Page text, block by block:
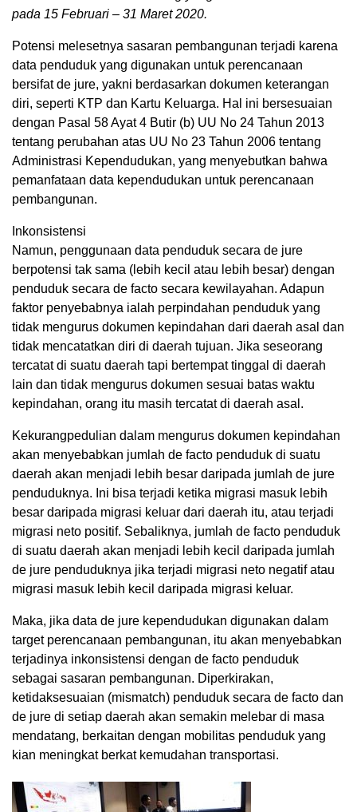
pada 15 Februari – 31 Maret 2020.
Potensi melesetnya sasaran pembangunan terjadi karena
data penduduk yang digunakan untuk perencanaan
bersifat de jure, yakni berdasarkan dokumen keterangan
diri, seperti KTP dan Kartu Keluarga. Hal ini bersesuaian
dengan Pasal 58 Ayat 4 Butir (b) UU No 24 Tahun 2013
tentang perubahan atas UU No 23 Tahun 2006 tentang
Administrasi Kependudukan, yang menyebutkan bahwa
pemanfataan data kependudukan untuk perencanaan
pembangunan.
Inkonsistensi
Namun, penggunaan data penduduk secara de jure
berpotensi tak sama (lebih kecil atau lebih besar) dengan
penduduk secara de facto secara kewilayahan. Adapun
faktor penyebabnya ialah perpindahan penduduk yang
tidak mengurus dokumen kepindahan dari daerah asal dan
tidak mencatatkan diri di daerah tujuan. Jika seseorang
tercatat di suatu daerah tapi bertempat tinggal di daerah
lain dan tidak mengurus dokumen sesuai batas waktu
kepindahan, orang itu masih tercatat di daerah asal.
Kekurangpedulian dalam mengurus dokumen kepindahan
akan menyebabkan jumlah de facto penduduk di suatu
daerah akan menjadi lebih besar daripada jumlah de jure
penduduknya. Ini bisa terjadi ketika migrasi masuk lebih
besar daripada migrasi keluar dari daerah itu, atau terjadi
migrasi neto positif. Sebaliknya, jumlah de facto penduduk
di suatu daerah akan menjadi lebih kecil daripada jumlah
de jure penduduknya jika terjadi migrasi neto negatif atau
migrasi masuk lebih kecil daripada migrasi keluar.
Maka, jika data de jure kependudukan digunakan dalam
target perencanaan pembangunan, itu akan menyebabkan
terjadinya inkonsistensi dengan de facto penduduk
sebagai sasaran pembangunan. Diperkirakan,
ketidaksesuaian (mismatch) penduduk secara de facto dan
de jure di setiap daerah akan semakin melebar di masa
mendatang, berkaitan dengan mobilitas penduduk yang
kian meningkat berkat kemudahan transportasi.